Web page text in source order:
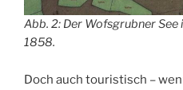
Abb. 2: Der Wofsgrubner
1858.
Doch auch touristisch –